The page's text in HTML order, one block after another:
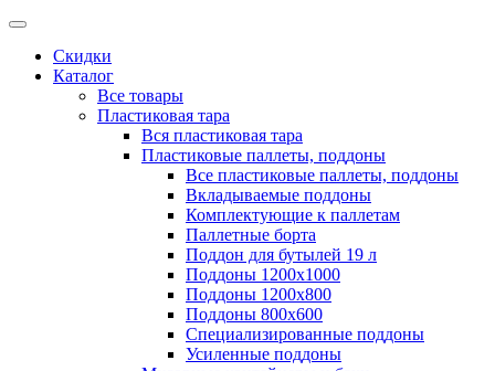
Скидки
Каталог
Все товары
Пластиковая тара
Вся пластиковая тара
Пластиковые паллеты, поддоны
Все пластиковые паллеты, поддоны
Вкладываемые поддоны
Комплектующие к паллетам
Паллетные борта
Поддон для бутылей 19 л
Поддоны 1200х1000
Поддоны 1200х800
Поддоны 800х600
Специализированные поддоны
Усиленные поддоны